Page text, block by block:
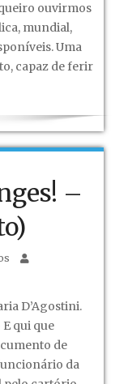
segurança
em
ouvirmos
mundial,
Uma
capaz de ferir
–
em
monges!
D’Agostini.
qui que
de
da